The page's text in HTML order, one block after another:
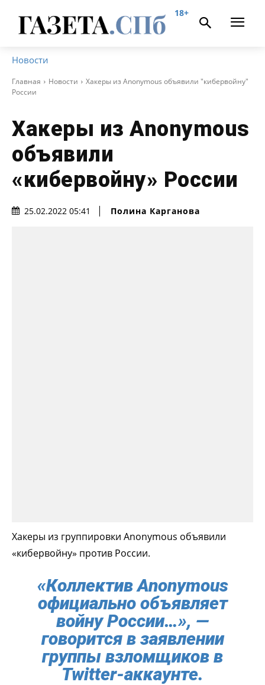
18+
Новости
Главная Новости
Хакеры из Anonymous объявили "кибервойну"
России
Хакеры из Anonymous
объявили
«кибервойну» России
25.02.2022 05:41 Полина Карганова
Хакеры из группировки Anonymous объявили
«кибервойну» против России.
«Коллектив Anonymous
официально объявляет
войну России…», —
говорится в заявлении
группы взломщиков в
Twitter-аккаунте.